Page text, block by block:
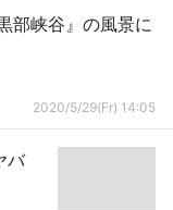
部峡谷』の風景に
2020/5/29(Fr) 14:05
バ